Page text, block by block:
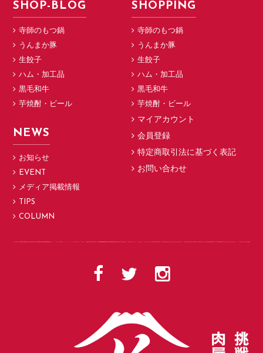
SHOP-BLOG
寺師のもつ鍋
うんまか豚
生餃子
ハム・加工品
黒毛和牛
芋焼酎・ビール
SHOPPING
寺師のもつ鍋
うんまか豚
生餃子
ハム・加工品
黒毛和牛
芋焼酎・ビール
NEWS
お知らせ
EVENT
メディア掲載情報
TIPS
COLUMN
マイアカウント
会員登録
特定商取引法に基づく表記
お問い合わせ